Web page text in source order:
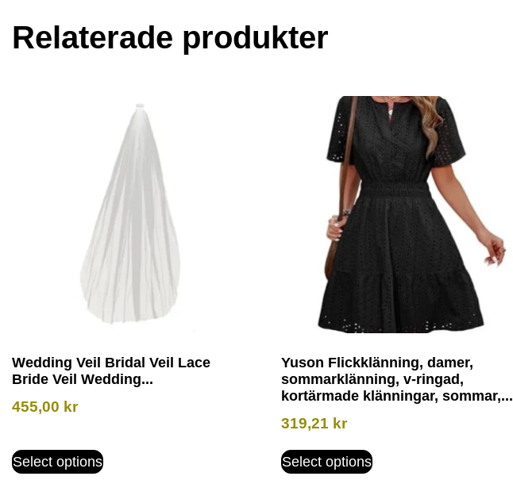
Relaterade produkter
Wedding Veil Bridal Veil Lace
Bride Veil Wedding...
455,00 kr
Select options
Yuson Flickklänning, damer,
sommarklänning, v-ringad,
kortärmade klänningar, sommar,...
319,21 kr
Select options